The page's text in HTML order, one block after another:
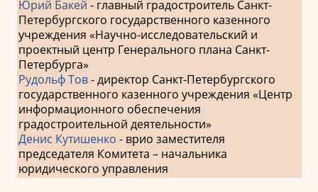
Юрий Бакей - главный градостроитель Санкт-
Петербургского государственного казенного
учреждения «Научно-исследовательский и
проектный центр Генерального плана Санкт-
Петербурга»
Рудольф Тов- директор Санкт-Петербургского
государственного казенного учреждения «Центр
информационного обеспечения
градостроительной деятельности»
Денис Кутишенко - врио заместителя
председателя Комитета – начальника
юридического управления